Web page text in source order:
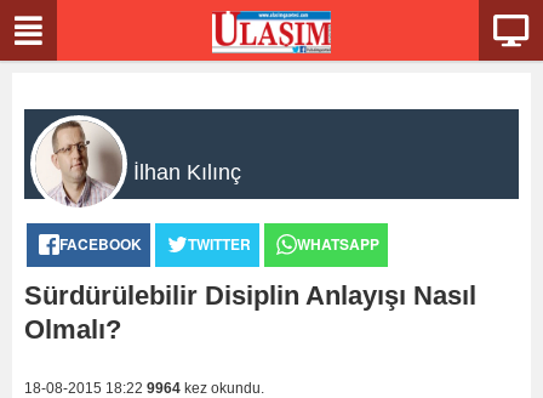
İlhan Kılınç
FACEBOOK TWITTER WHATSAPP
Sürdürülebilir Disiplin Anlayışı Nasıl
Olmalı?
18-08-2015 18:22 9964 kez okundu.